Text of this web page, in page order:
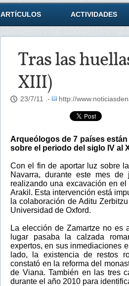
ARTÍCULOS ACTIVIDADES
Tras las
XIII)
23/7/11 .- http://
Arqueólogos de 7 países
sobre el periodo del siglo IV al
Con el fin de aportar luz sobre
Navarra, durante este mes
realizando una excavación en
Arakil. Esta intervención está
la colaboración de Aditu
Universidad de Oxford.
La elección de Zamartze no es
lugar pasaba la calzada
expertos, en sus inmediaciones
lado, la existencia de restos
constató en la reforma del
de Viana. También en las tres
durante el año 2010 para